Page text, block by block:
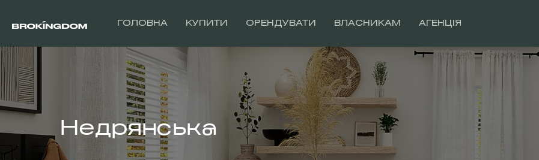
ГОЛОВНА КУПИТИ ОРЕНДУВАТИ ВЛАСНИКАМ АГЕНЦІЯ
Недрянська